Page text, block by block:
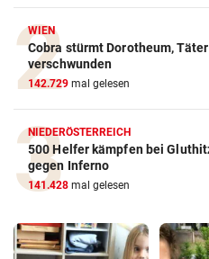
WIEN
Cobra stürmt Dorotheum,
verschwunden
142.729 mal gelesen
NIEDERÖSTERREICH
500 Helfer kämpfen bei
gegen Inferno
141.428 mal gelesen